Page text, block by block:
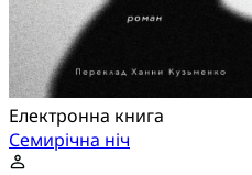
Електронна книга
Семирічна ніч